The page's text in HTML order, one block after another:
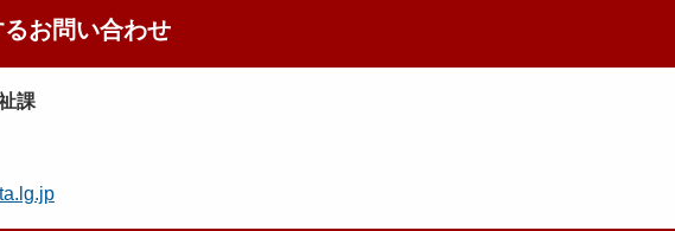
お問い合わせ
課